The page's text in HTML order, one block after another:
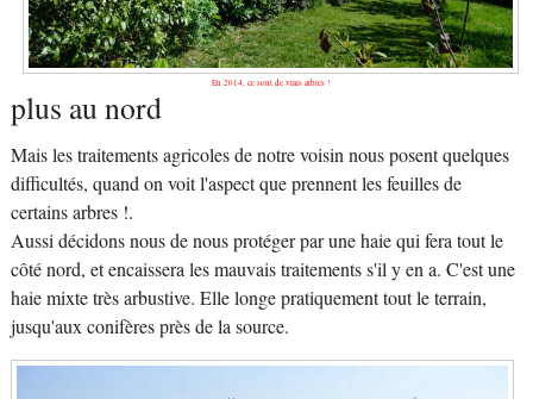
En 2014, ce sont de vrais arbres !
plus au nord
Mais les traitements agricoles de notre voisin nous posent quelques
difficultés, quand on voit l'aspect que prennent les feuilles de
certains arbres !.
Aussi décidons nous de nous protéger par une haie qui fera tout le
côté nord, et encaissera les mauvais traitements s'il y en a. C'est une
haie mixte très arbustive. Elle longe pratiquement tout le terrain,
jusqu'aux conifères près de la source.